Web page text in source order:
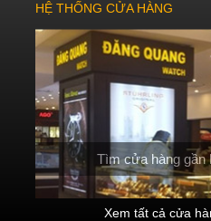
HỆ THỐNG CỬA HÀNG
Tìm cửa hàng gần
Xem tất cả cửa